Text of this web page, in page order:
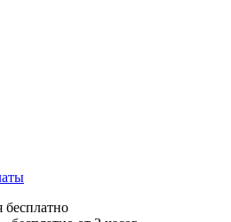
бесплатно